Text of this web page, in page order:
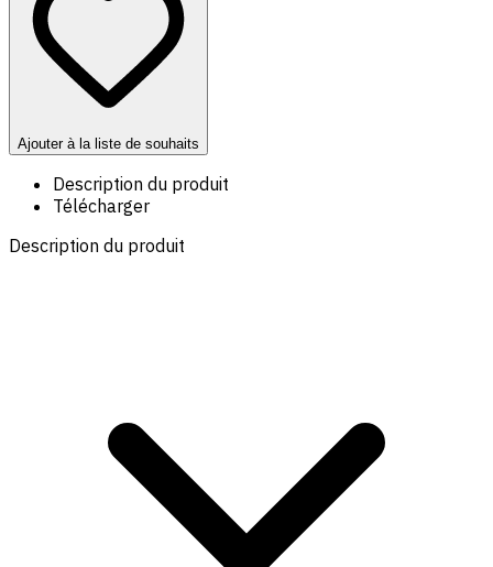
Ajouter à la liste de souhaits
Description du produit
Télécharger
Description du produit